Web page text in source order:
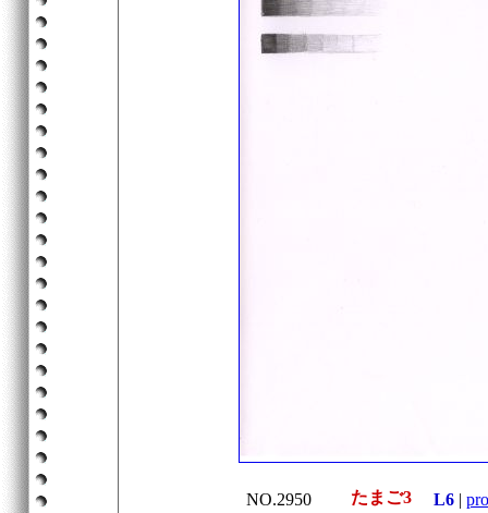
NO.2950 たまご3 L6 |